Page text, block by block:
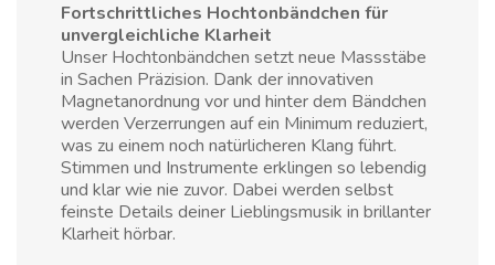
Fortschrittliches Hochtonbändchen für
unvergleichliche Klarheit
Unser Hochtonbändchen setzt neue Massstäbe
in Sachen Präzision. Dank der innovativen
Magnetanordnung vor und hinter dem Bändchen
werden Verzerrungen auf ein Minimum reduziert,
was zu einem noch natürlicheren Klang führt.
Stimmen und Instrumente erklingen so lebendig
und klar wie nie zuvor. Dabei werden selbst
feinste Details deiner Lieblingsmusik in brillanter
Klarheit hörbar.